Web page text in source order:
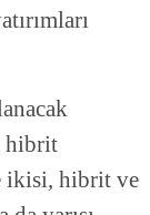
hibrit
ikisi, hibrit ve